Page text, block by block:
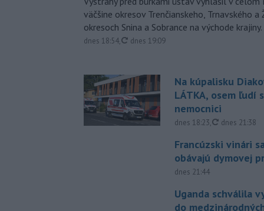
väčšine okresov Trenčianskeho, Trnavského a
okresoch Snina a Sobrance na východe krajiny.
dnes 18:54, aktualizované
dnes 19:09
Na kúpalisku
LÁTKA, osem ľudí
nemocnici
dnes 18:23, aktualizované
dnes 21:38
Francúzski vinári
obávajú dymovej
dnes 21:44
Uganda schválila
do